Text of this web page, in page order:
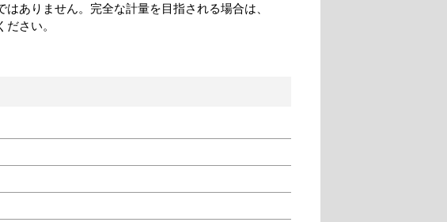
ありません。完全な計量を目指される場合は、
さい。